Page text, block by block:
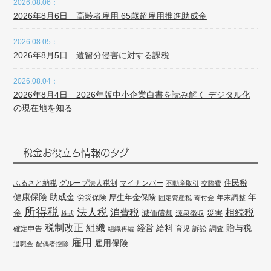
2026.08.06：
2026年8月6日 高齢者雇用 65歳超雇用推進助成金
2026.08.05：
2026年8月5日 遺留分侵害に対する課税
2026.08.04：
2026年8月4日 2026年版中小企業白書を読み解く デジタル化
の現在地を知る
税金お役立ち情報のタグ
ふるさと納税 グループ法人税制 マイナンバー 不動産取引 交際費 住民税
健康保険 助成金 労災保険 厚生年金保険 固定資産税 寄付金 年末調整 年
金 所得税 株式 法人税 消費税 減価償却 源泉徴収 災害 相続税
確定申告 税制改正 組織 組織再編 経営 給料 育児 訴訟 調査 贈与税
退職金 配偶者控除 雇用 雇用保険